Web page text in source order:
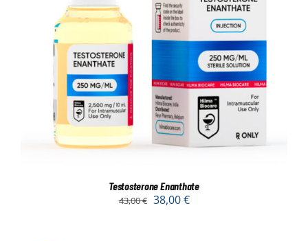
Testosterone Enanthate
43,00€ 38,00€